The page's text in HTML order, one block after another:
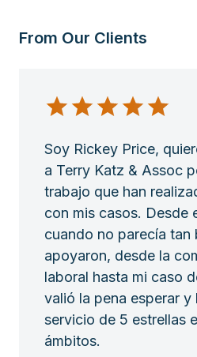
From Our Clients
Soy Rickey Price,
a Terry Katz & Assoc
trabajo que han
con mis casos. Desde
cuando no parecía tan
apoyaron, desde la
laboral hasta mi caso
valió la pena esperar y
servicio de 5 estrellas
ámbitos.